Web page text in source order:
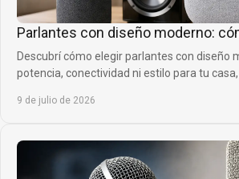
Parlantes con diseño moderno:
Descubrí cómo elegir parlantes con diseño
potencia, conectividad ni estilo para tu casa,
9 de julio de 2026